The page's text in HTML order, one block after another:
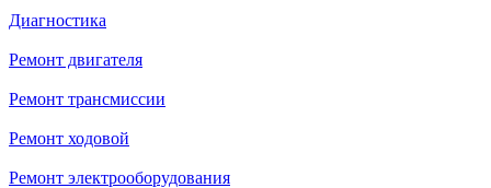
Диагностика
Ремонт двигателя
Ремонт трансмиссии
Ремонт ходовой
Ремонт электрооборудования